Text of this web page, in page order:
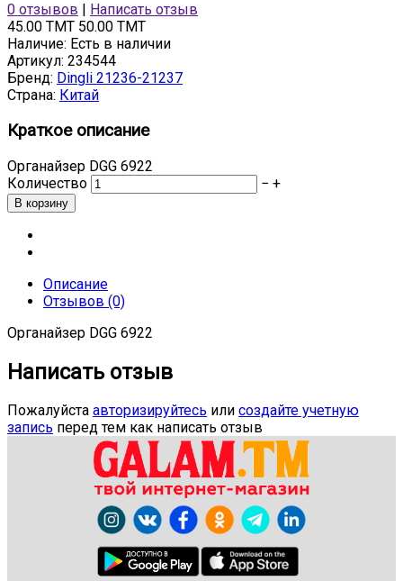
0 отзывов
Написать отзыв
45.00 TMT 50.00 TMT
Наличие: Есть в наличии
Артикул: 234544
Бренд: Dingli 21236-21237
Страна: Китай
Краткое описание
Органайзер DGG 6922
Количество
− +
Описание
Отзывов (0)
Органайзер DGG 6922
Написать отзыв
Пожалуйста авторизируйтесь или создайте учетную
запись перед тем как написать отзыв